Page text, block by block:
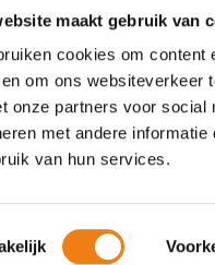
maakt gebruik van
cookies om
om ons websiteverkeer
onze partners voor social
met andere
van hun services.